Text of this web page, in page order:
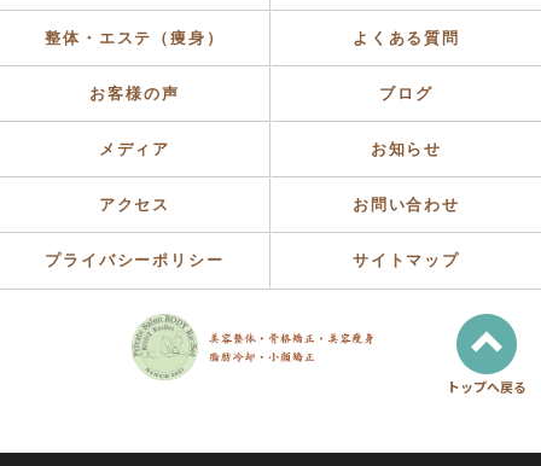
整体・エステ（痩身） よくある質問
お客様の声 ブログ
メディア お知らせ
アクセス お問い合わせ
プライバシーポリシー サイトマップ
トップへ戻る